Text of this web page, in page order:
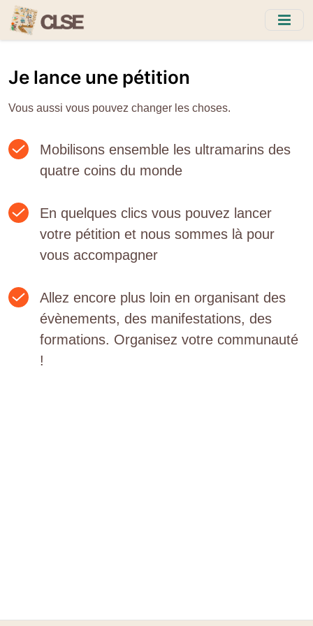
Skip
main
Je lance une pétition
Vous aussi vous pouvez changer les choses.
Mobilisons ensemble les ultramarins des
quatre coins du monde
En quelques clics vous pouvez lancer
votre pétition et nous sommes là pour
vous accompagner
Allez encore plus loin en organisant des
évènements, des manifestations, des
formations. Organisez votre communauté
!